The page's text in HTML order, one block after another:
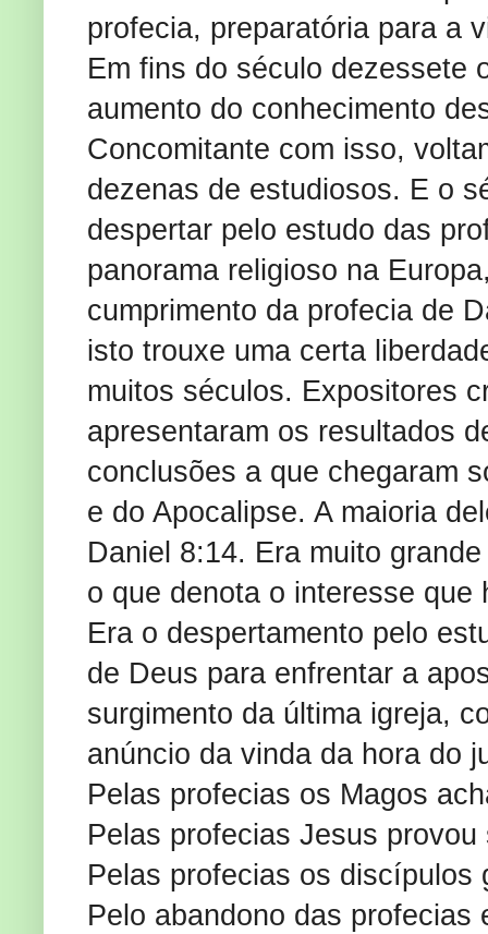
profecia, preparatória para a
Em fins do século dezessete
aumento do conhecimento
Concomitante com isso,
dezenas de estudiosos. E o
despertar pelo estudo das
panorama religioso na
cumprimento da profecia de
isto trouxe uma certa
muitos séculos. Expositores
apresentaram os resultados
conclusões a que chegaram
e do Apocalipse. A maioria
Daniel 8:14. Era muito
o que denota o interesse que
Era o despertamento pelo
de Deus para enfrentar a
surgimento da última igreja,
anúncio da vinda da hora do
Pelas profecias os Magos
Pelas profecias Jesus
Pelas profecias os discípulos
Pelo abandono das